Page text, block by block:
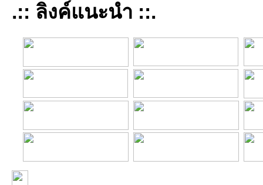
.:: ลิงค์แนะนำ ::.